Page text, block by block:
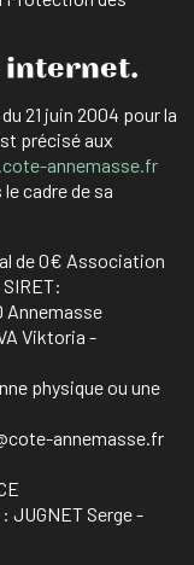
internet.
21 juin 2004 pour la
précisé aux
annemasse.fr
cadre de sa
de 0€ Association
Annemasse
Viktoria -
physique ou une
annemasse.fr
: JUGNET Serge -